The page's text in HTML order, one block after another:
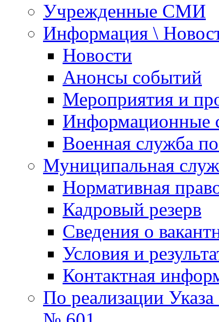
Учрежденные СМИ
Информация \
Новости
Анонсы событий
Мероприятия и
Информационные
Военная служба
Муниципальная
Нормативная
Кадровый резерв
Сведения о
Условия и
Контактная
По реализации